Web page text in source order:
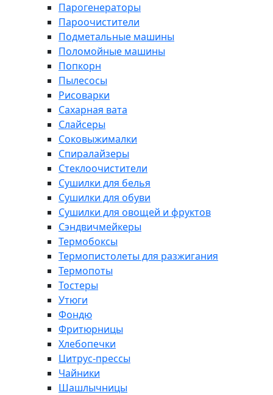
Парогенераторы
Пароочистители
Подметальные машины
Поломойные машины
Попкорн
Пылесосы
Рисоварки
Сахарная вата
Слайсеры
Соковыжималки
Спиралайзеры
Стеклоочистители
Сушилки для белья
Сушилки для обуви
Сушилки для овощей и фруктов
Сэндвичмейкеры
Термобоксы
Термопистолеты для разжигания
Термопоты
Тостеры
Утюги
Фондю
Фритюрницы
Хлебопечки
Цитрус-прессы
Чайники
Шашлычницы